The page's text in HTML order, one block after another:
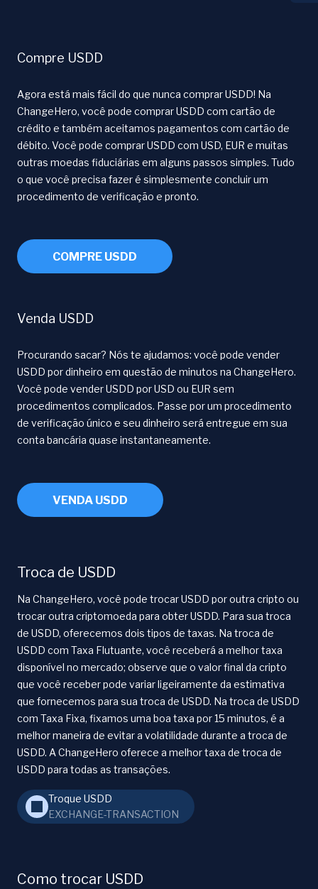
Compre USDD
Agora está mais fácil do que nunca comprar USDD! Na
ChangeHero, você pode comprar USDD com cartão de
crédito e também aceitamos pagamentos com cartão de
débito. Você pode comprar USDD com USD, EUR e muitas
outras moedas fiduciárias em alguns passos simples. Tudo
o que você precisa fazer é simplesmente concluir um
procedimento de verificação e pronto.
COMPRE USDD
Venda USDD
Procurando sacar? Nós te ajudamos: você pode vender
USDD por dinheiro em questão de minutos na ChangeHero.
Você pode vender USDD por USD ou EUR sem
procedimentos complicados. Passe por um procedimento
de verificação único e seu dinheiro será entregue em sua
conta bancária quase instantaneamente.
VENDA USDD
Troca de USDD
Na ChangeHero, você pode trocar USDD por outra cripto ou
trocar outra criptomoeda para obter USDD. Para sua troca
de USDD, oferecemos dois tipos de taxas. Na troca de
USDD com Taxa Flutuante, você receberá a melhor taxa
disponível no mercado; observe que o valor final da cripto
que você receber pode variar ligeiramente da estimativa
que fornecemos para sua troca de USDD. Na troca de USDD
com Taxa Fixa, fixamos uma boa taxa por 15 minutos, é a
melhor maneira de evitar a volatilidade durante a troca de
USDD. A ChangeHero oferece a melhor taxa de troca de
USDD para todas as transações.
Troque USDD
EXCHANGE-TRANSACTION
Como trocar USDD